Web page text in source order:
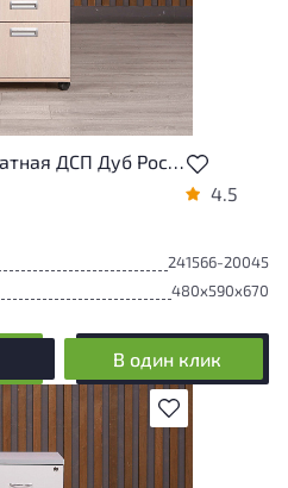
незначительные
не влияющие на
Тумба подкатная ДСП Дуб Россия
4.5
241566-20045
480x590x670
В один клик
В избранное